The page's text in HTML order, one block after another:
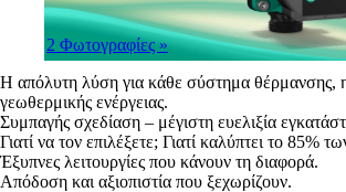
2 Φωτογραφίες»
Η απόλυτη λύση για κάθε σύστημα θέρμανσης,
γεωθερμικής ενέργειας.
Συμπαγής σχεδίαση – μέγιστη ευελιξία
Γιατί να τον επιλέξετε; Γιατί καλύπτει το 85%
Έξυπνες λειτουργίες που κάνουν τη διαφορά.
Απόδοση και αξιοπιστία που ξεχωρίζουν.